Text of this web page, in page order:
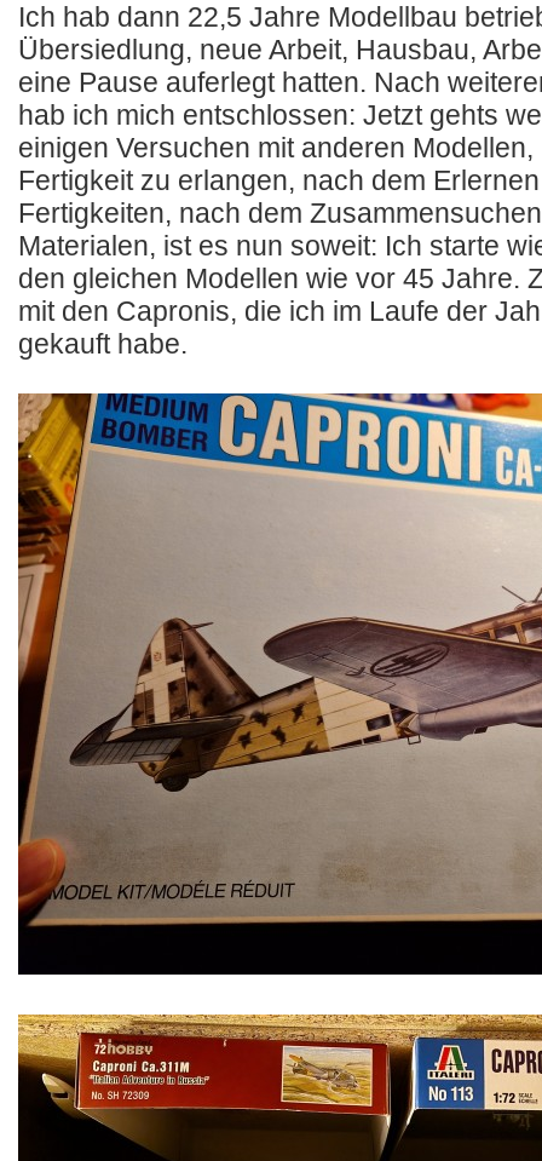
Ich hab dann 22,5 Jahre Modellbau
Übersiedlung, neue Arbeit, Hausbau,
eine Pause auferlegt hatten. Nach
hab ich mich entschlossen: Jetzt gehts
einigen Versuchen mit anderen
Fertigkeit zu erlangen, nach dem
Fertigkeiten, nach dem
Materialen, ist es nun soweit: Ich starte
den gleichen Modellen wie vor 45 Jahre.
mit den Capronis, die ich im Laufe der
gekauft habe.